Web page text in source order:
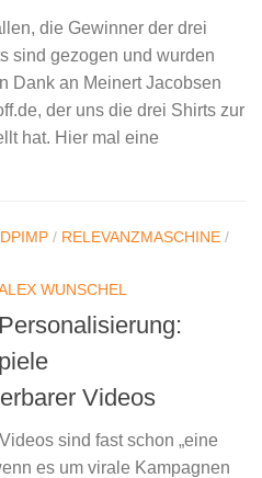
die Gewinner der drei
sind gezogen und wurden
Dank an Meinert Jacobsen
der uns die drei Shirts zur
hat. Hier mal eine
/ RELEVANZMASCHINE /
WUNSCHEL
Videos
sind fast schon „eine
es um virale Kampagnen